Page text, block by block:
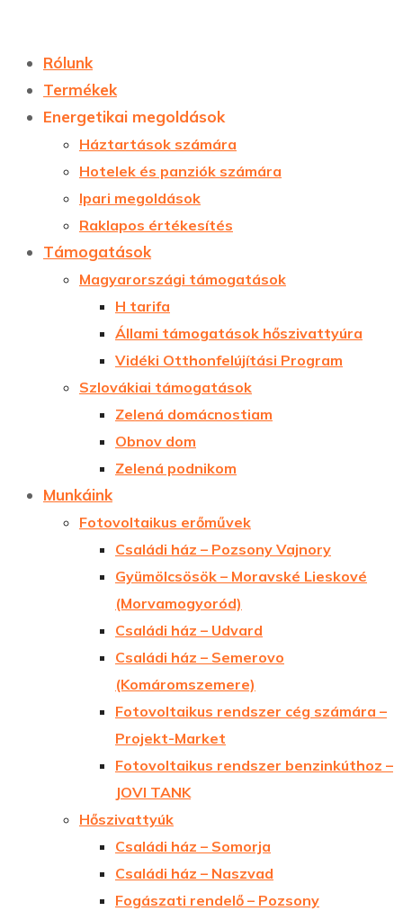
Rólunk
Termékek
Energetikai megoldások
Háztartások számára
Hotelek és panziók számára
Ipari megoldások
Raklapos értékesítés
Támogatások
Magyarországi támogatások
H tarifa
Állami támogatások hőszivattyúra
Vidéki Otthonfelújítási Program
Szlovákiai támogatások
Zelená domácnostiam
Obnov dom
Zelená podnikom
Munkáink
Fotovoltaikus erőművek
Családi ház – Pozsony Vajnory
Gyümölcsösök – Moravské Lieskové
(Morvamogyoród)
Családi ház – Udvard
Családi ház – Semerovo
(Komáromszemere)
Fotovoltaikus rendszer cég számára –
Projekt-Market
Fotovoltaikus rendszer benzinkúthoz –
JOVI TANK
Hőszivattyúk
Családi ház – Somorja
Családi ház – Naszvad
Fogászati rendelő – Pozsony